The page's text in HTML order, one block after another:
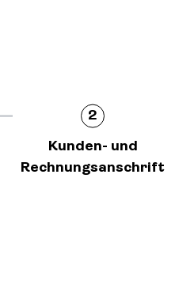
2
Kunden- und
Rechnungsanschrift